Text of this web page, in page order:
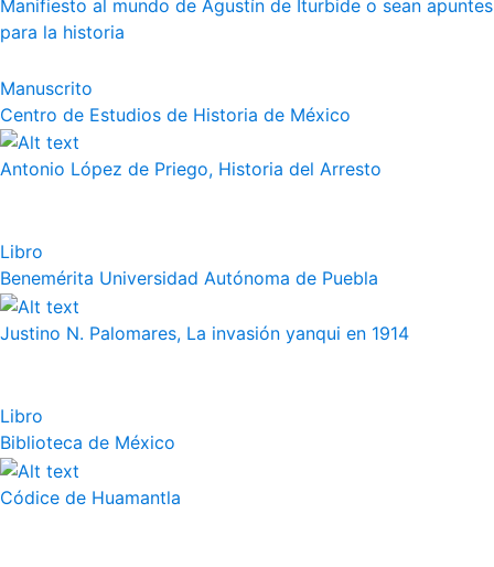
Manifiesto al mundo de Agustín de Iturbide o sean apuntes
para la historia
Manuscrito
Centro de Estudios de Historia de México
Antonio López de Priego, Historia del Arresto
Libro
Benemérita Universidad Autónoma de Puebla
Justino N. Palomares, La invasión yanqui en 1914
Libro
Biblioteca de México
Códice de Huamantla